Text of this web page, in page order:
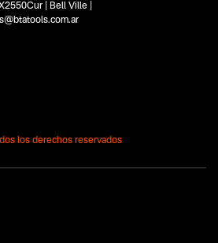
| Bell Ville |
los derechos reservados